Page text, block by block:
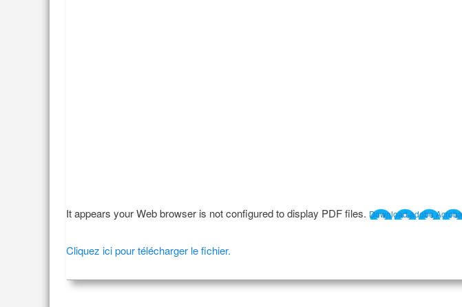
It appears your Web browser is not configured to display PDF files. Download adobe
Cliquez ici pour télécharger le fichier.